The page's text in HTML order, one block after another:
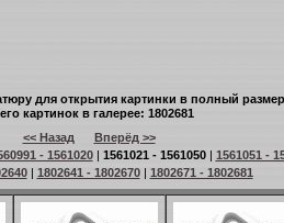
для открытия картинки в полный
картинок в галерее: 1802681
<< Назад
Вперёд >>
- 1561020| 1561021 - 1561050| 1561051 -
| 1802641 - 1802670| 1802671 - 1802681